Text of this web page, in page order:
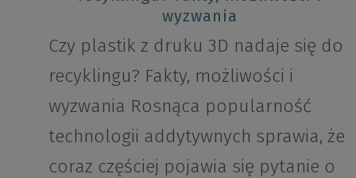
wyzwania
Czy plastik z druku 3D nadaje się do
recyklingu? Fakty, możliwości i
wyzwania Rosnąca popularność
technologii addytywnych sprawia, że
coraz częściej pojawia się pytanie o